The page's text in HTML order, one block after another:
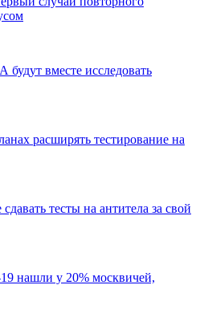
вместе исследовать
расширять тестирование на
тесты на антитела за свой
нашли у 20% москвичей,